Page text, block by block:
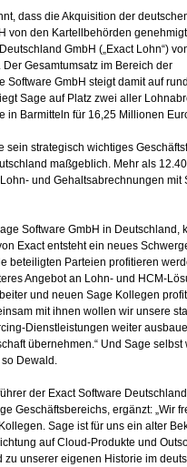
dass die Akquisition der
von den Kartellbehörden
GmbH („Exact Lohn“)
Gesamtumsatz im Bereich der
Software GmbH steigt damit auf
Sage auf Platz zwei aller
in Barmitteln für 16,25 Millionen
sein strategisch wichtiges
maßgeblich. Mehr als
und Gehaltsabrechnungen mit
Software GmbH in Deutschland,
Exact entsteht ein neues
beteiligten Parteien profitieren
Angebot an Lohn- und HCM-
und neuen Sage Kollegen
mit ihnen wollen wir unsere
Dienstleistungen weiter
übernehmen.“ Und Sage selbst
Dewald.
der Exact Software
Geschäftsbereichs, ergänzt: „Wir
Sage ist für uns ein alter
auf Cloud-Produkte und
unserer eigenen Historie im